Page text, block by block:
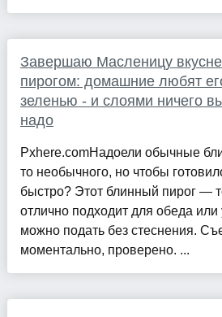
Завершаю Масленицу
пирогом: домашние любят
зеленью - и слоями ничего
надо
Pxhere.comНадоели обычные
то необычного, но чтобы
быстро? Этот блинный пирог —
отлично подходит для обеда или
можно подать без стеснения.
моментально, проверено. ...